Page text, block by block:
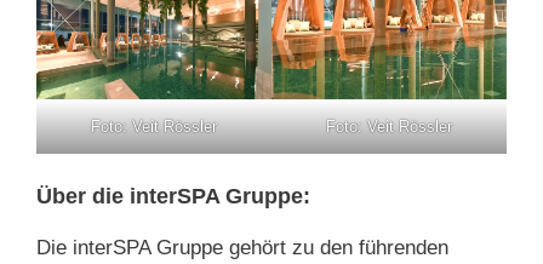
Foto: Veit Rössler Foto: Veit Rössler
Über die interSPA Gruppe:
Die interSPA Gruppe gehört zu den führenden